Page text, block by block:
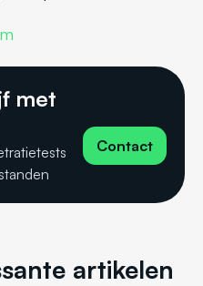
met
Contact
artikelen